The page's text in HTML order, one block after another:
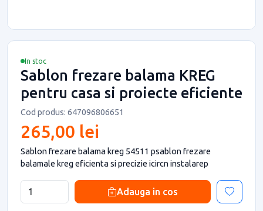
In stoc
Sablon frezare balama KREG
pentru casa si proiecte eficiente
Cod produs: 647096806651
265,00 lei
Sablon frezare balama kreg 54511 psablon frezare
balamale kreg eficienta si precizie icircn instalarep
Adauga in cos